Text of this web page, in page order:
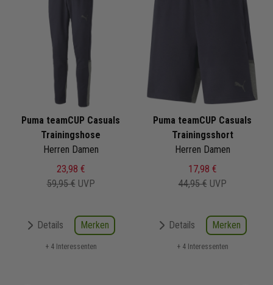
Puma teamCUP Casuals
Trainingshose
Herren Damen
23,98 €
59,95 € UVP
Details Merken
+ 4 Interessenten
Puma teamCUP Casuals
Trainingsshort
Herren Damen
17,98 €
44,95 € UVP
Details Merken
+ 4 Interessenten